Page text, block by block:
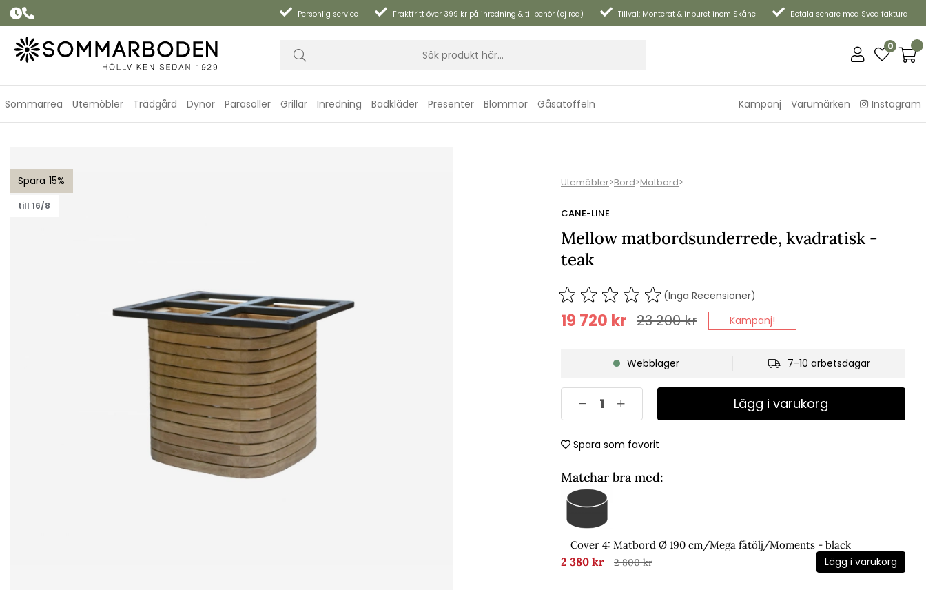
Personlig service Fraktfritt över 399 kr på inredning & tillbehör (ej rea) Tillval: Monterat & inburet inom Skåne Betala senare med Svea faktura
0
Sommarrea Utemöbler Trädgård Dynor Parasoller Grillar Inredning Badkläder Presenter Blommor Gåsatoffeln Kampanj Varumärken Instagram
15
till 16/8
Utemöbler>Bord>Matbord>
CANE-LINE
Mellow matbordsunderrede, kvadratisk -
teak
(Inga Recensioner)
23 200kr
19 720 kr Kampanj!
Webblager 7-10 arbetsdagar
Lägg i varukorg
Spara som favorit
Matchar bra med:
Cover 4: Matbord Ø 190 cm/Mega fåtölj/Moments - black
2 380 kr 2 800 kr Lägg i varukorg